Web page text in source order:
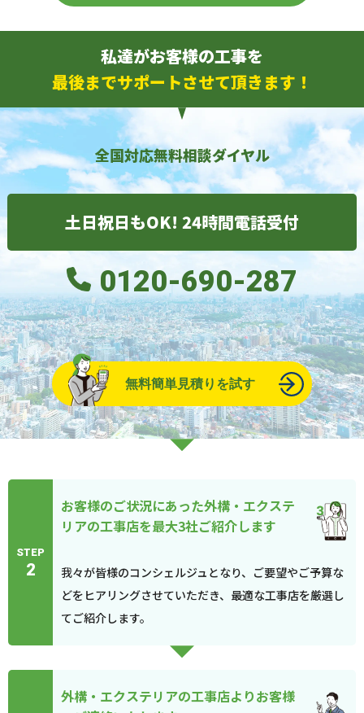
私達がお客様の工事を
最後までサポートさせて頂きます！
全国対応無料相談ダイヤル
土日祝日もOK! 24時間電話受付
0120-690-287
無料簡単見積りを試す
STEP
2
お客様のご状況にあった外構・エクステ
リアの工事店を最大3社ご紹介します
我々が皆様のコンシェルジュとなり、ご要望やご予算な
どをヒアリングさせていただき、最適な工事店を厳選し
てご紹介します。
外構・エクステリアの工事店よりお客様